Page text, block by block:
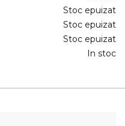
Stoc epuizat
Stoc epuizat
Stoc epuizat
In stoc